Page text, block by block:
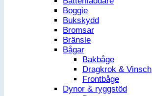
Boggie
Bukskydd
Bromsar
Bränsle
Bågar
Bakbåge
Dragkrok & Vinsch
Frontbåge
Dynor & ryggstöd